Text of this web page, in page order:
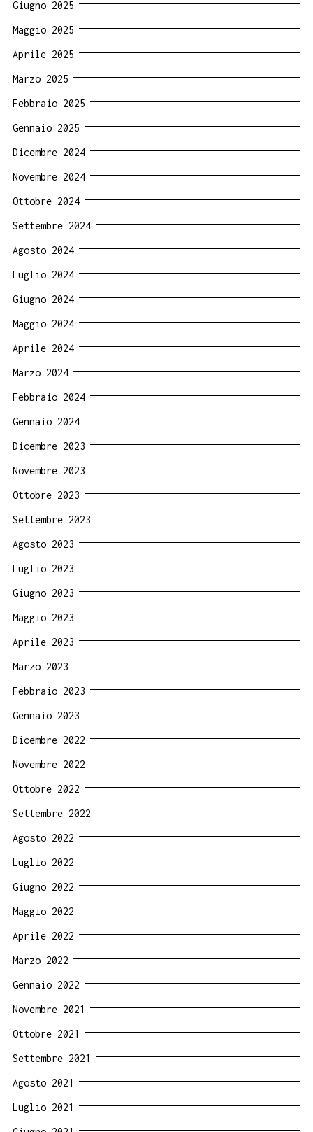
Giugno 2025
Maggio 2025
Aprile 2025
Marzo 2025
Febbraio 2025
Gennaio 2025
Dicembre 2024
Novembre 2024
Ottobre 2024
Settembre 2024
Agosto 2024
Luglio 2024
Giugno 2024
Maggio 2024
Aprile 2024
Marzo 2024
Febbraio 2024
Gennaio 2024
Dicembre 2023
Novembre 2023
Ottobre 2023
Settembre 2023
Agosto 2023
Luglio 2023
Giugno 2023
Maggio 2023
Aprile 2023
Marzo 2023
Febbraio 2023
Gennaio 2023
Dicembre 2022
Novembre 2022
Ottobre 2022
Settembre 2022
Agosto 2022
Luglio 2022
Giugno 2022
Maggio 2022
Aprile 2022
Marzo 2022
Gennaio 2022
Novembre 2021
Ottobre 2021
Settembre 2021
Agosto 2021
Luglio 2021